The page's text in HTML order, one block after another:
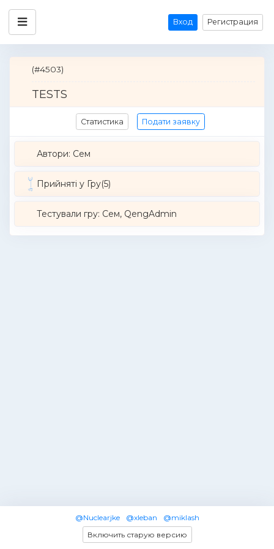
Вход Регистрация
(#4503)
TESTS
Статистика Подати заявку
Автори: Cем
Прийняті у Гру(5)
Тестували гру: Cем, QengAdmin
@Nuclearjke @xleban
@miklash
Включить старую версию